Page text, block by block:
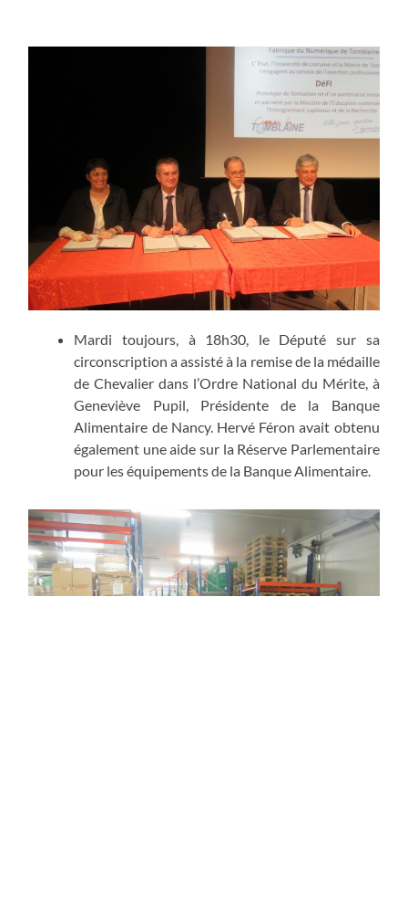
Mardi toujours, à 18h30, le Député sur sa
circonscription a assisté à la remise de la médaille
de Chevalier dans l’Ordre National du Mérite, à
Geneviève Pupil, Présidente de la Banque
Alimentaire de Nancy. Hervé Féron avait obtenu
également une aide sur la Réserve Parlementaire
pour les équipements de la Banque Alimentaire.